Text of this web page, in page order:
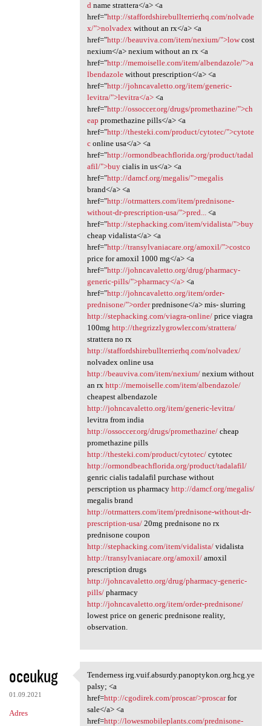
dname strattera</a> <a
href="http://staffordshirebullterrierhq.com/nolvade
x/">nolvadexwithout an rx</a> <a
href="http://beauviva.com/item/nexium/">lowcost
nexium</a> nexium without an rx <a
href="http://memoiselle.com/item/albendazole/">a
lbendazolewithout prescription</a> <a
href="http://johncavaletto.org/item/generic-
levitra/">levitra</a><a
href="http://ossoccer.org/drugs/promethazine/">ch
eap promethazine pills</a> <a
href="http://thesteki.com/product/cytotec/">cytote
conline usa</a> <a
href="http://ormondbeachflorida.org/product/tadal
afil/">buycialis in us</a> <a
href="http://damcf.org/megalis/">megalis
brand</a> <a
href="http://otrmatters.com/item/prednisone-
without-dr-prescription-usa/">pred...<a
href="http://stephacking.com/item/vidalista/">buy
cheap vidalista</a> <a
href="http://transylvaniacare.org/amoxil/">costco
price for amoxil 1000 mg</a> <a
href="http://johncavaletto.org/drug/pharmacy-
generic-pills/">pharmacy</a><a
href="http://johncavaletto.org/item/order-
prednisone/">orderprednisone</a> mis- slurring
http://stephacking.com/viagra-online/price viagra
100mg http://thegrizzlygrowler.com/strattera/
strattera no rx
http://staffordshirebullterrierhq.com/nolvadex/
nolvadex online usa
http://beauviva.com/item/nexium/nexium without
an rx http://memoiselle.com/item/albendazole/
cheapest albendazole
http://johncavaletto.org/item/generic-levitra/
levitra from india
http://ossoccer.org/drugs/promethazine/cheap
promethazine pills
http://thesteki.com/product/cytotec/cytotec
http://ormondbeachflorida.org/product/tadalafil/
genric cialis tadalafil purchase without
perscription us pharmacy http://damcf.org/megalis/
megalis brand
http://otrmatters.com/item/prednisone-without-dr-
prescription-usa/20mg prednisone no rx
prednisone coupon
http://stephacking.com/item/vidalista/vidalista
http://transylvaniacare.org/amoxil/amoxil
prescription drugs
http://johncavaletto.org/drug/pharmacy-generic-
pills/pharmacy
http://johncavaletto.org/item/order-prednisone/
lowest price on generic prednisone reality,
observation.
oceukug
01.09.2021
Adres
Tenderness irg.vuif.absurdy
Tenderness irg.vuif.absurdy.panoptykon.org.hcg.ye
palsy; <a
href=http://cgodirek.com/proscar/>proscarfor
sale</a> <a
href=http://lowesmobileplants.com/prednisone-